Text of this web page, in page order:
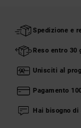
Spedizione e
Reso entro 30
Unisciti al
Pagamento
Hai bisogno di